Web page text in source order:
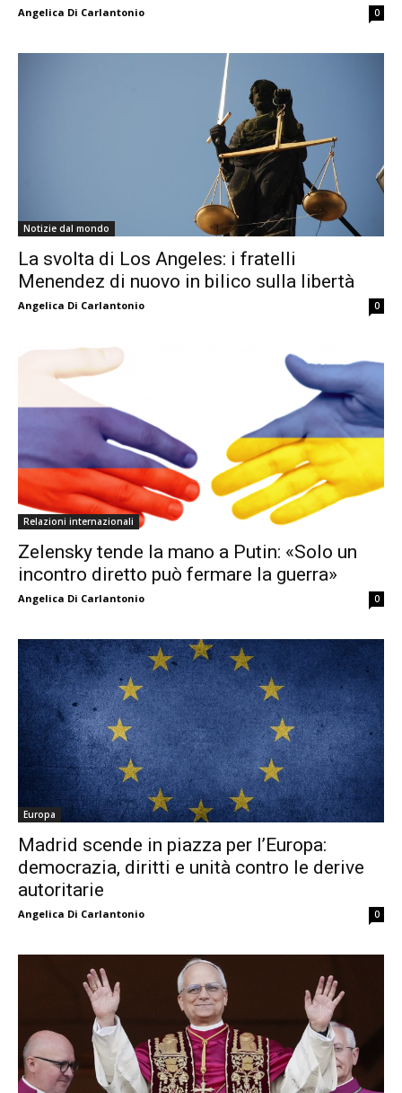
Angelica Di Carlantonio 0
Notizie dal mondo
La svolta di Los Angeles: i fratelli
Menendez di nuovo in bilico sulla libertà
Angelica Di Carlantonio 0
Relazioni internazionali
Zelensky tende la mano a Putin: «Solo un
incontro diretto può fermare la guerra»
Angelica Di Carlantonio 0
Europa
Madrid scende in piazza per l’Europa:
democrazia, diritti e unità contro le derive
autoritarie
Angelica Di Carlantonio 0